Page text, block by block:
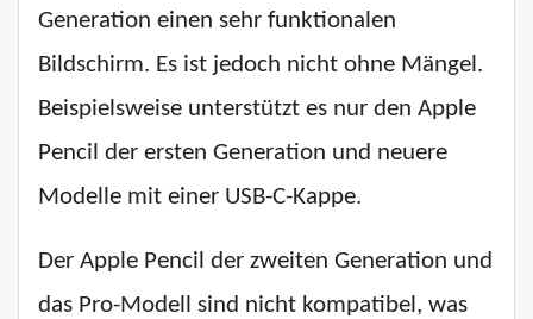
Generation einen sehr funktionalen
Bildschirm. Es ist jedoch nicht ohne Mängel.
Beispielsweise unterstützt es nur den Apple
Pencil der ersten Generation und neuere
Modelle mit einer USB-C-Kappe.
Der Apple Pencil der zweiten Generation und
das Pro-Modell sind nicht kompatibel, was